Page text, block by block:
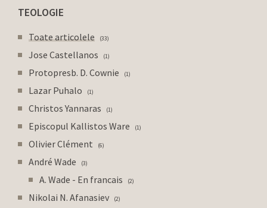
TEOLOGIE
Toate articolele 33
Jose Castellanos 1
Protopresb. D. Cownie 1
Lazar Puhalo 1
Christos Yannaras 1
Episcopul Kallistos Ware 1
Olivier Clément 6
André Wade 3
A. Wade - En francais 2
Nikolai N. Afanasiev 2